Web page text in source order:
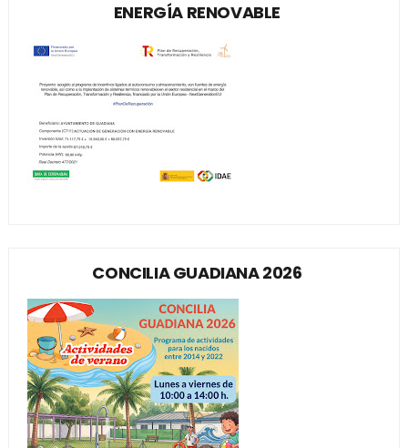
ENERGÍA RENOVABLE
CONCILIA GUADIANA 2026